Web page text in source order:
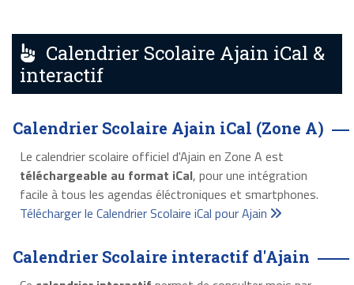
Calendrier Scolaire Ajain iCal &
interactif
Calendrier Scolaire Ajain iCal (Zone A)
Le calendrier scolaire officiel d'Ajain en Zone A est
téléchargeable au format iCal, pour une intégration
facile à tous les agendas éléctroniques et smartphones.
Télécharger le Calendrier Scolaire iCal pour Ajain
Calendrier Scolaire interactif d'Ajain